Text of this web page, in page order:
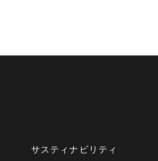
サスティナビリティ